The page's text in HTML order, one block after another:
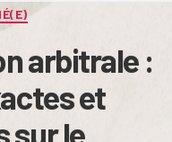
arbitrale :
et
sur le